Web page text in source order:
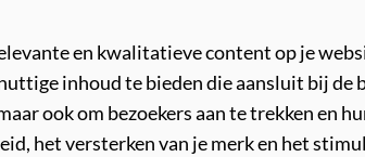
en kwalitatieve content op je
inhoud te bieden die aansluit bij de
ook om bezoekers aan te trekken
het versterken van je merk en het